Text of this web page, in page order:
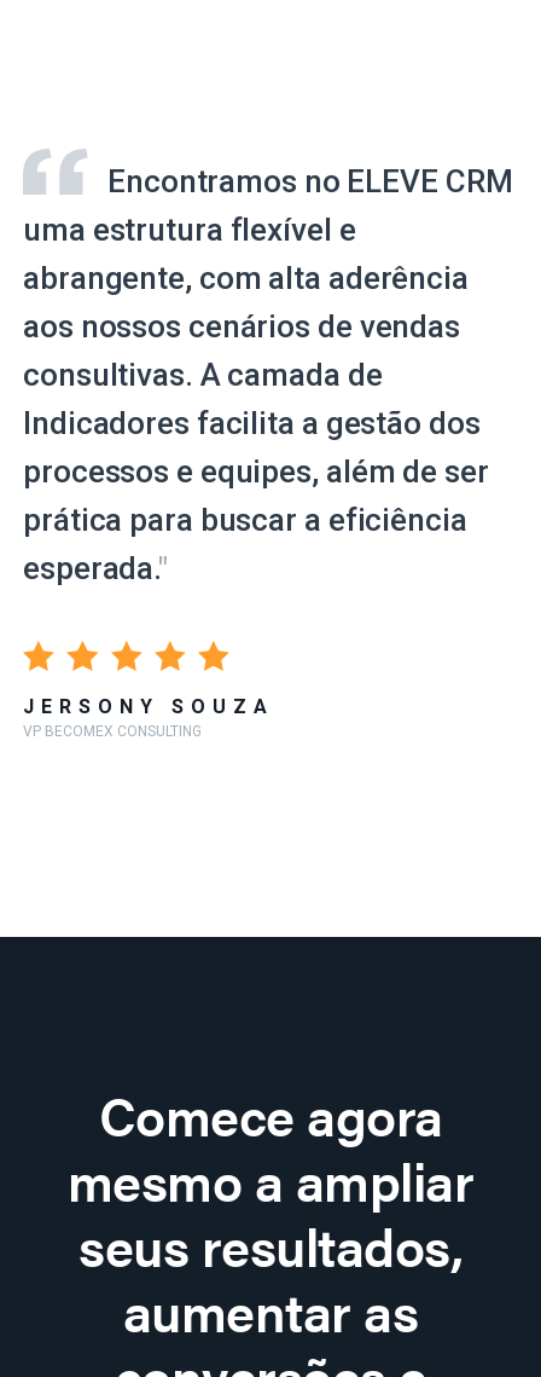
Encontramos no ELEVE CRM
uma estrutura flexível e
abrangente, com alta aderência
aos nossos cenários de vendas
consultivas. A camada de
Indicadores facilita a gestão dos
processos e equipes, além de ser
prática para buscar a eficiência
esperada."
JERSONY SOUZA
VP BECOMEX CONSULTING
Comece agora
mesmo a ampliar
seus resultados,
aumentar as